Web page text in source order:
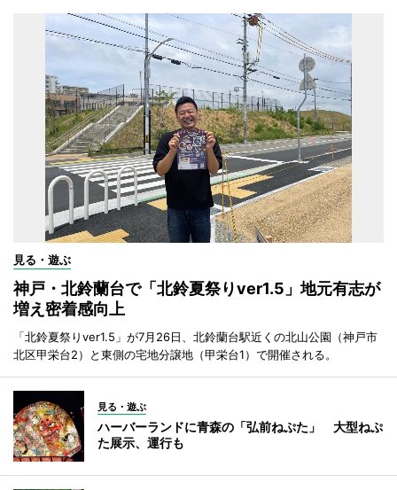
見る・遊ぶ
神戸・北鈴蘭台で「北鈴夏祭りver1.5」地元有志が
増え密着感向上
「北鈴夏祭りver1.5」が7月26日、北鈴蘭台駅近くの北山公園（神戸市
北区甲栄台2）と東側の宅地分譲地（甲栄台1）で開催される。
見る・遊ぶ
ハーバーランドに青森の「弘前ねぷた」 大型ねぷ
た展示、運行も